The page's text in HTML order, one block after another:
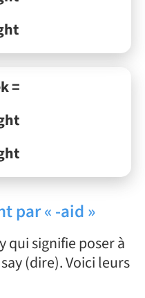
=
par « -aid »
qui signifie poser à
(dire). Voici leurs